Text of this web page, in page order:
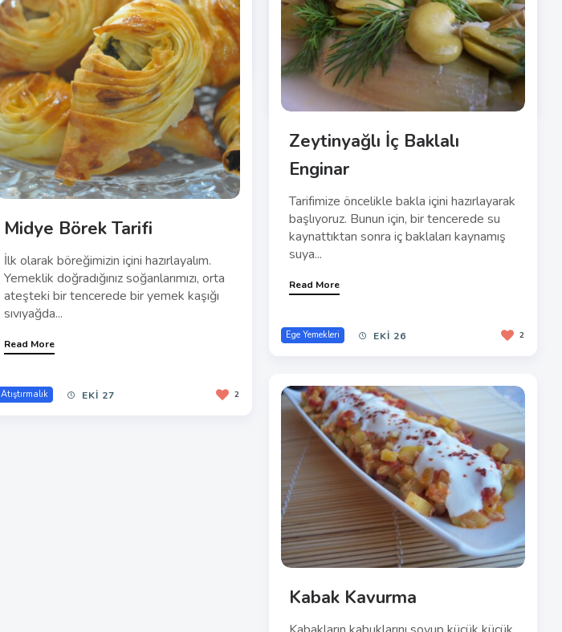
Read More
Atıştırmalık EKI 31 2
kek kalıbına döküldüğünde...
Read More
Hamur İşi
Enginar
Tarifimize öncelikle bakla içini hazırlayarak
başlıyoruz. Bunun için, bir tencerede su
kaynattıktan sonra iç baklaları kaynamış
suya...
Read More
Ege Yemekleri EKI 26 2